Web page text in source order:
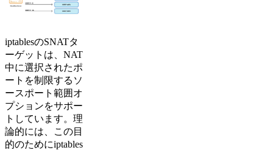
iptablesのSNATタ
ーゲットは、NAT
中に選択されたポ
ートを制限するソ
ースポート範囲オ
プションをサポー
トしています。理
論的には、この目
的のためにiptables